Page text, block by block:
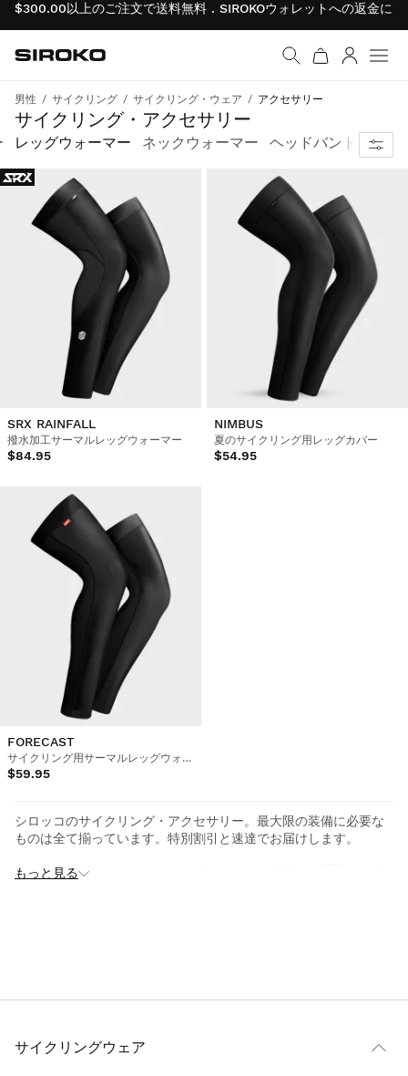
$300.00以上のご注文で送料無料 . SIROKOウォレットへの返金に
ホームページへ移動
Siroko.com
男性 サイクリング サイクリング・ウェア アクセサリー
サイクリング・アクセサリー
完全装備
レッグウォーマー ネックウォーマー ヘッドバンド ヘル
SRX RAINFALL
撥水加工サーマルレッグウォーマー
$84.95
NIMBUS
夏のサイクリング用レッグカバー
$54.95
FORECAST
サイクリング用サーマルレッグウォーマー
$59.95
シロッコのサイクリング・アクセサリー。最大限の装備に必要な
ものは全て揃っています。特別割引と速達でお届けします。
サイクリングアクセサリーカテゴリーでは、都市での通勤、スポ
実したものにするためにデザインされた幅広い製品をご紹
ト、手を保護するパッド付きグローブ、風や紫外線を防ぐゴーグ
もっと見る
サイクリングウェア